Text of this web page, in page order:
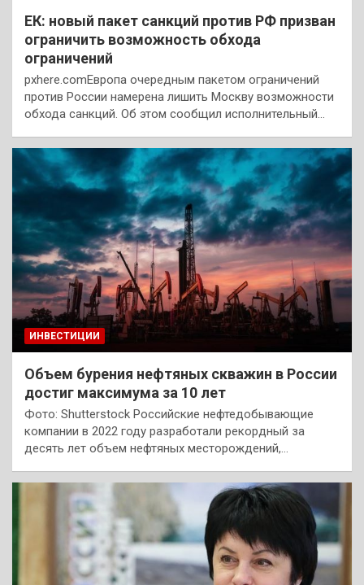
ЕК: новый пакет санкций против РФ призван
ограничить возможность обхода
ограничений
pxhere.comЕвропа очередным пакетом ограничений
против России намерена лишить Москву возможности
обхода санкций. Об этом сообщил исполнительный…
ИНВЕСТИЦИИ
Объем бурения нефтяных скважин в России
достиг максимума за 10 лет
Фото: Shutterstock Российские нефтедобывающие
компании в 2022 году разработали рекордный за
десять лет объем нефтяных месторождений,…